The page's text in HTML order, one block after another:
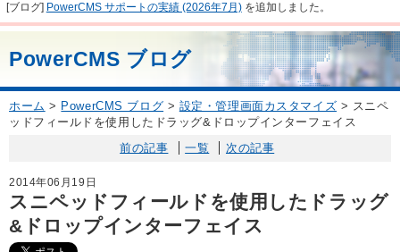
[ブログ] PowerCMS サポートの実績 (2026年7月)を追加しました。
PowerCMS ブログ
ホーム > PowerCMS ブログ > 設定・管理画面カスタマイズ > スニペ
ッドフィールドを使用したドラッグ&ドロップインターフェイス
前の記事 一覧 次の記事
2014年06月19日
スニペッドフィールドを使用したドラッグ
&ドロップインターフェイス